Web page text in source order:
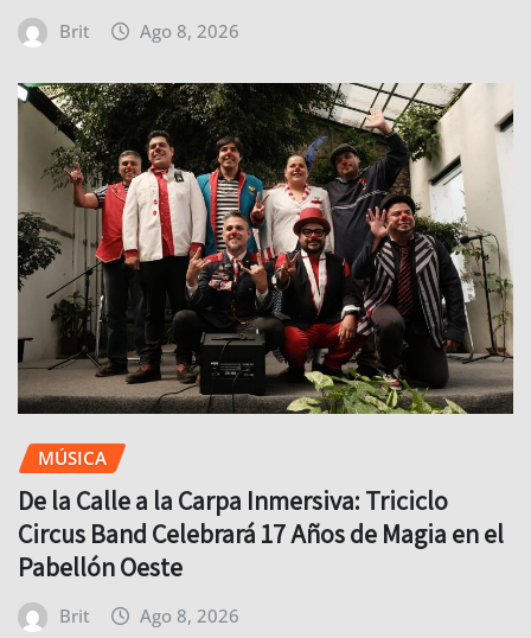
Brit Ago 8, 2026
MÚSICA
De la Calle a la Carpa Inmersiva: Triciclo
Circus Band Celebrará 17 Años de Magia en el
Pabellón Oeste
Brit Ago 8, 2026